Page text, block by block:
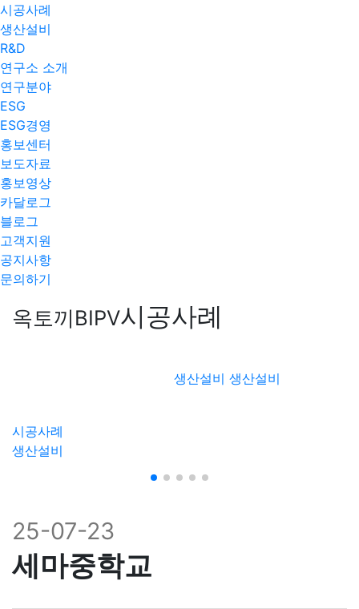
시공사례
생산설비
R&D
연구소 소개
연구분야
ESG
ESG경영
홍보센터
보도자료
홍보영상
카달로그
블로그
고객지원
공지사항
문의하기
옥토끼BIPV시공사례
생산설비 생산설비
시공사례
생산설비
25-07-23
세마중학교